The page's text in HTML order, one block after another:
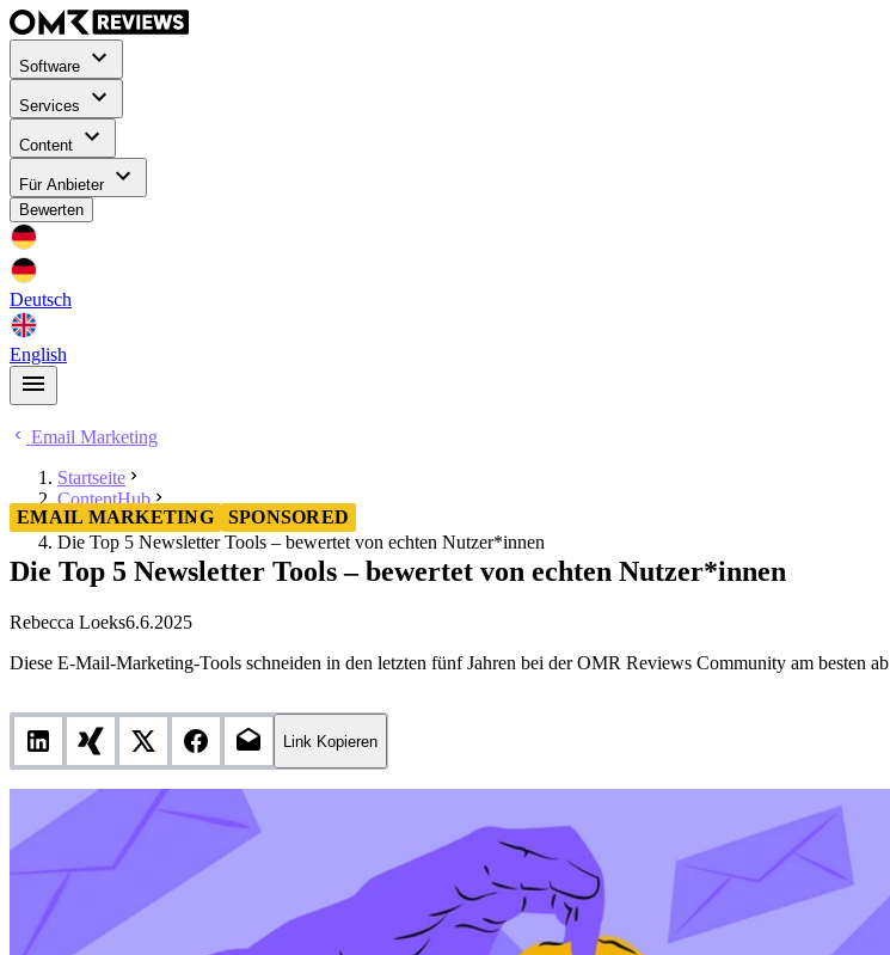
Software
Services
Content
Für Anbieter
Bewerten
Deutsch
English
Email Marketing
Startseite
ContentHub
Email Marketing
Die Top 5 Newsletter Tools – bewertet von echten Nutzer*innen
EMAIL MARKETING SPONSORED
Die Top 5 Newsletter Tools – bewertet von echten Nutzer*innen
Rebecca Loeks6.6.2025
Diese E-Mail-Marketing-Tools schneiden in den letzten fünf Jahren bei der OMR Reviews Community am besten ab
Link Kopieren